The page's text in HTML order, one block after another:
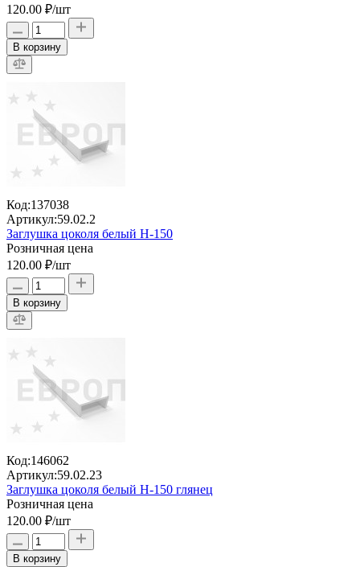
120.00 ₽/шт
В корзину
Код:137038
Артикул:59.02.2
Заглушка цоколя белый H-150
Розничная цена
120.00 ₽/шт
В корзину
Код:146062
Артикул:59.02.23
Заглушка цоколя белый H-150 глянец
Розничная цена
120.00 ₽/шт
В корзину